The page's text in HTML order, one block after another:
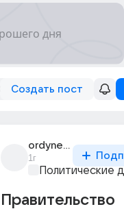
Создать пост
ordynets
1г
Политические
Правительство